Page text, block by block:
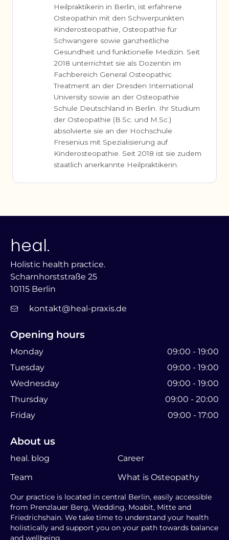
Heilpraktikerin in Berlin, ist erfahrene
Osteopathin mit den Schwerpunkten
Kinderosteopathie, Osteopathie für
Schwangere sowie ganzheitliche
Gesundheit und funktionelle Medizin. Seit
2018 unterrichtet sie als Dozentin im
Fachbereich General Osteopathic
Treatment an der Dresden International
University sowie an der Osteopathie
Schule Deutschland in Berlin. Ihr Studium
der Osteopathie (B.Sc. und M.Sc.)
absolvierte sie an der Hochschule
Fresenius mit Spezialisierung auf
Kinderosteopathie. Seit 2018 ist sie zudem
staatlich anerkannte Heilpraktikerin.
heal.
Holistic health practice.
Scharnhorststraße 25
10115 Berlin
kontakt@heal-praxis.de
Opening hours
Monday
09:00 - 19:00
Tuesday
09:00 - 19:00
Wednesday
09:00 - 19:00
Thursday
09:00 - 20:00
Friday
09:00 - 17:00
About us
heal. blog
Career
Team
What is Osteopathy
Our practice is located in central Berlin, easily accessible
from Prenzlauer Berg, Wedding, Moabit, Mitte and
Friedrichshain. We take time to understand your health
holistically and support you on your path towards balance
and wellbeing.